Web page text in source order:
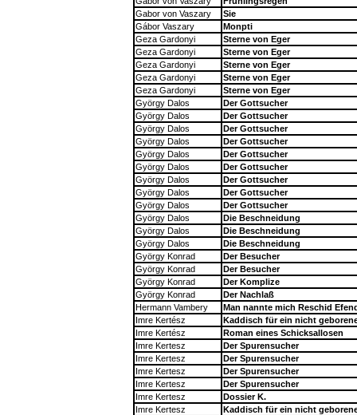
Gabor von Vaszary
Sie
Gábor Vaszary
Monpti
Geza Gardonyi
Sterne von Eger
Geza Gardonyi
Sterne von Eger
Geza Gardonyi
Sterne von Eger
Geza Gardonyi
Sterne von Eger
Geza Gardonyi
Sterne von Eger
György Dalos
Der Gottsucher
György Dalos
Der Gottsucher
György Dalos
Der Gottsucher
György Dalos
Der Gottsucher
György Dalos
Der Gottsucher
György Dalos
Der Gottsucher
György Dalos
Der Gottsucher
György Dalos
Der Gottsucher
György Dalos
Der Gottsucher
György Dalos
Die Beschneidung
György Dalos
Die Beschneidung
György Dalos
Die Beschneidung
György Konrad
Der Besucher
György Konrad
Der Besucher
György Konrad
Der Komplize
György Konrad
Der Nachlaß
Hermann Vambery
Man nannte mich Reschid
Imre Kertész
Kaddisch für ein nicht
Imre Kertész
Roman eines Schicksallosen
Imre Kertesz
Der Spurensucher
Imre Kertesz
Der Spurensucher
Imre Kertesz
Der Spurensucher
Imre Kertesz
Der Spurensucher
Imre Kertesz
Dossier K.
Imre Kertesz
Kaddisch für ein nicht